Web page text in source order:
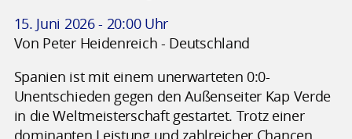
15. Juni 2026 - 20:00 Uhr
Von Peter Heidenreich - Deutschland
Spanien ist mit einem unerwarteten 0:0-
Unentschieden gegen den Außenseiter Kap Verde
in die Weltmeisterschaft gestartet. Trotz einer
dominanten Leistung und zahlreicher Chancen